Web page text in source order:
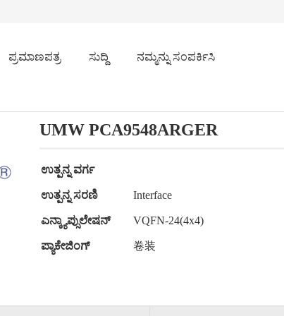
ಪ್ರಮಾಣಪತ್ರ ಸುದ್ದಿ ನಮ್ಮನ್ನು ಸಂಪರ್ಕಿಸಿ
UMW PCA9548ARGER
ಉತ್ಪನ್ನ ವರ್ಗ
ಉತ್ಪನ್ನ ಸರಣಿ Interface
ಎನ್ಕ್ಯಾಪ್ಸುಲೇಷನ್ VQFN-24(4x4)
ಪ್ಯಾಕೇಜಿಂಗ್ 卷装